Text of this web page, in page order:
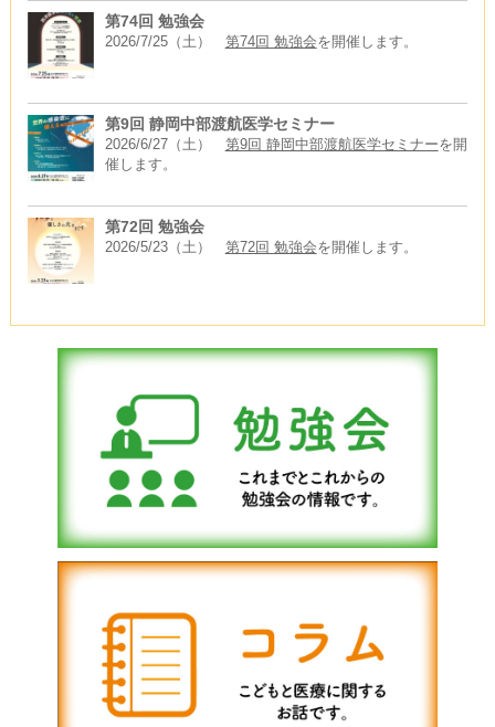
第74回 勉強会
2026/7/25（土） 第74回 勉強会を開催します。
第9回 静岡中部渡航医学セミナー
2026/6/27（土） 第9回 静岡中部渡航医学セミナーを開
催します。
第72回 勉強会
2026/5/23（土） 第72回 勉強会を開催します。